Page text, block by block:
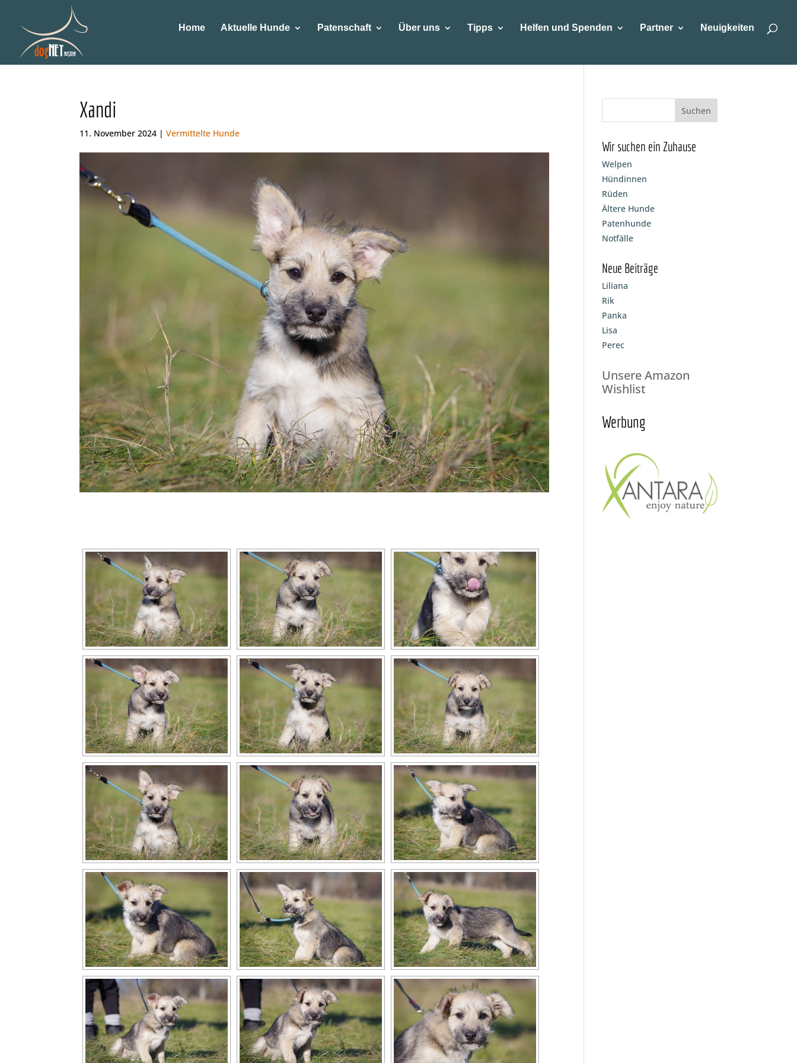
Home Aktuelle Hunde Patenschaft Über uns Tipps Helfen und Spenden Partner Neuigkeiten
Xandi
11. November 2024 |Vermittelte Hunde
Wir suchen ein Zuhause
Welpen
Hündinnen
Rüden
Ältere Hunde
Patenhunde
Notfälle
Neue Beiträge
Liliana
Rik
Panka
Lisa
Perec
Unsere Amazon
Wishlist
Werbung